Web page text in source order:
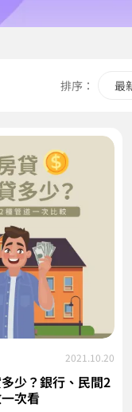
排序： 最
2021.10.20
少？銀行、民間2
次看